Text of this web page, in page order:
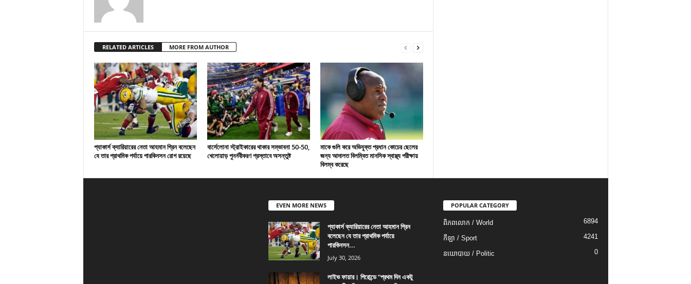
RELATED ARTICLES MORE FROM AUTHOR
প্যাকার্স ক্যারিয়ারের নেতা আহমান গ্রিন বলেছেন
যে তার প্রাথমিক পর্যায়ে পারকিনসন রোগ রয়েছে
বার্সেলোনা স্ট্রাইকারের থাকার সম্ভাবনা 50-50,
খেলোয়াড় পুনর্নবীকরণ প্রস্তাবে অসন্তুষ্ট
মাকে গুলি করে অভিযুক্ত প্রধান কোচের ছেলের
জন্য আদালত বিলম্বিত মানসিক স্বাস্থ্য পরীক্ষায়
বিলম্ব করেছে
EVEN MORE NEWS
প্যাকার্স ক্যারিয়ারের নেতা আহমান গ্রিন
বলেছেন যে তার প্রাথমিক পর্যায়ে
পারকিনসন...
July 30, 2026
লাইভ ফায়ার। গিরোন্ডে “প্রথম দিন একটু
POPULAR CATEGORY
ពិភពលោក / World 6894
កីឡា / Sport 4241
នយោបាយ / Politic 0